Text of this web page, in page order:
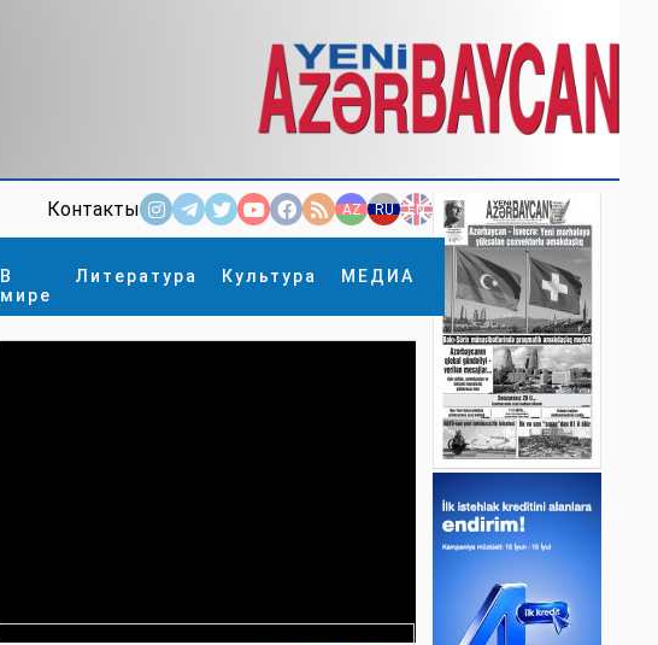
Контакты AZ RU EN
В
мире
Литература Культура МЕДИА
×